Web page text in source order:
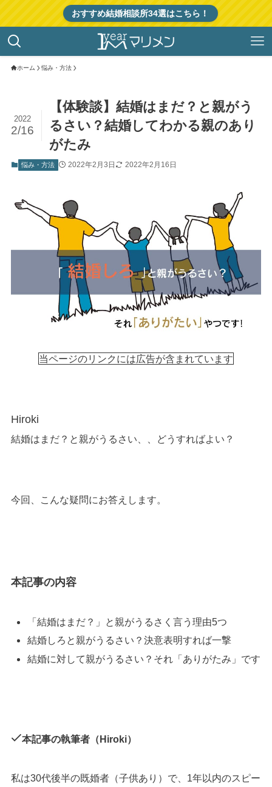
おすすめ結婚相談所34選はこちら！
ホーム 悩み・方法
【体験談】結婚はまだ？と親がう
るさい？結婚してわかる親のあり
がたみ
2022
2/16
悩み・方法 2022年2月3日 2022年2月16日
当ページのリンクには広告が含まれています
Hiroki
結婚はまだ？と親がうるさい、、どうすればよい？
今回、こんな疑問にお答えします。
本記事の内容
「結婚はまだ？」と親がうるさく言う理由5つ
結婚しろと親がうるさい？決意表明すれば一撃
結婚に対して親がうるさい？それ「ありがたみ」です
本記事の執筆者（Hiroki）
私は30代後半の既婚者（子供あり）で、1年以内のスピー